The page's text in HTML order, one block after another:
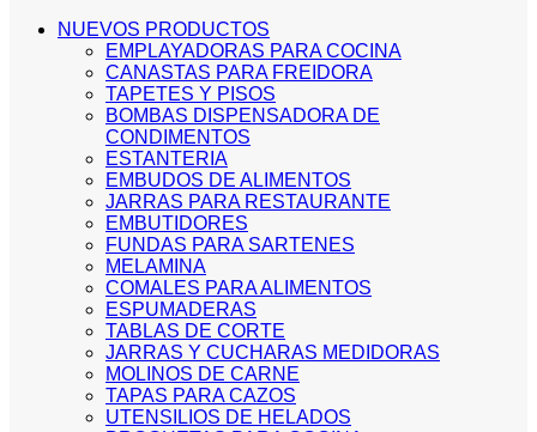
NUEVOS PRODUCTOS
EMPLAYADORAS PARA COCINA
CANASTAS PARA FREIDORA
TAPETES Y PISOS
BOMBAS DISPENSADORA DE
CONDIMENTOS
ESTANTERIA
EMBUDOS DE ALIMENTOS
JARRAS PARA RESTAURANTE
EMBUTIDORES
FUNDAS PARA SARTENES
MELAMINA
COMALES PARA ALIMENTOS
ESPUMADERAS
TABLAS DE CORTE
JARRAS Y CUCHARAS MEDIDORAS
MOLINOS DE CARNE
TAPAS PARA CAZOS
UTENSILIOS DE HELADOS